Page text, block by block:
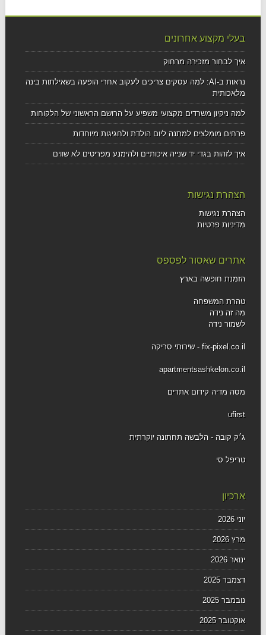
בעלי מקצוע אחרונים
איך לבחור מזכירה מרחוק
נראות ב-AI: למה עסקים צריכים לעקוב אחרי הופעה בשאילתות בינה
מלאכותית
למה ניקיון משרדים מקצועי משפיע על הרושם הראשוני של הלקוחות
פרחים מומלצים למתנה ליום הולדת ולחגיגות מיוחדות
איך לזהות בגדי יד שנייה איכותיים ולהימנע מפריטים לא שווים
הצהרת נגישות
הצהרת נגישות
מדיניות פרטיות
אתרים שאסור לפספס
הזמנת חופשה בארץ
טהרת המשפחה
מה זה נידה
לשמור נידה
fix-pixel.co.il - שירותי סריקה
apartmentsashkelon.co.il
מסה מדיה קידום אתרים
ufirst
ג׳ק קובה - הלבשה תחתונה יוקרתית
טריפל סי
ארכיון
יוני 2026
מרץ 2026
ינואר 2026
דצמבר 2025
נובמבר 2025
אוקטובר 2025